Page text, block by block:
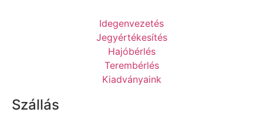
Idegenvezetés
Jegyértékesítés
Hajóbérlés
Terembérlés
Kiadványaink
Szállás